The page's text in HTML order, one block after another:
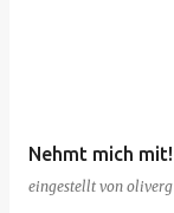
Nehmt mich mit!
eingestellt von oliverg